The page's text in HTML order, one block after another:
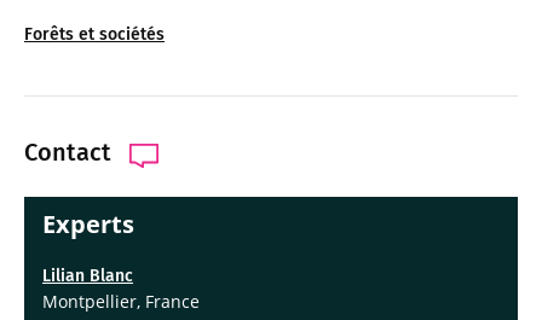
Forêts et sociétés
Contact
Experts
Lilian Blanc
Montpellier, France